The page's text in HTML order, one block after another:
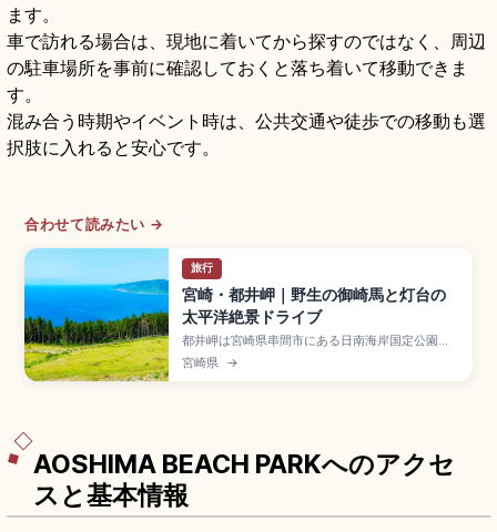
ます。
車で訪れる場合は、現地に着いてから探すのではなく、周辺
の駐車場所を事前に確認しておくと落ち着いて移動できま
す。
混み合う時期やイベント時は、公共交通や徒歩での移動も選
択肢に入れると安心です。
合わせて読みたい →
旅行
宮崎・都井岬｜野生の御崎馬と灯台の
太平洋絶景ドライブ
都井岬は宮崎県串間市にある日南海岸国定公園の
岬で、面積約550haの草原に国天然記念物指定の
野生馬・御崎馬(90〜110頭規模)が暮らす絶景ス
宮崎県 →
AOSHIMA BEACH PARKへのアクセ
スと基本情報